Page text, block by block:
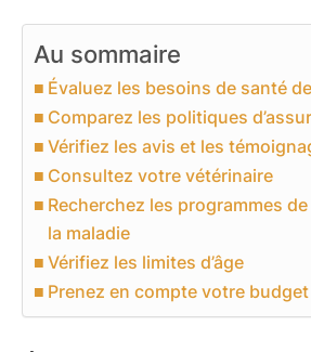
Au sommaire
Évaluez les besoins de santé
Comparez les politiques
Vérifiez les avis et les
Consultez votre vétérinaire
Recherchez les programmes
la maladie
Vérifiez les limites d’âge
Prenez en compte votre budget